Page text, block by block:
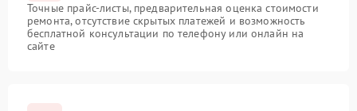
Точные прайс-листы, предварительная оценка стоимости
ремонта, отсутствие скрытых платежей и возможность
бесплатной консультации по телефону или онлайн на
сайте